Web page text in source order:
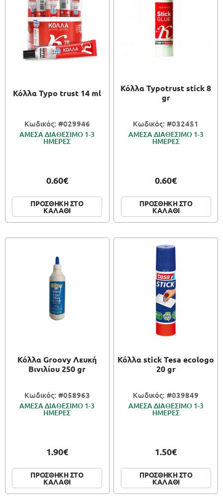
Κόλλα Typo trust 14 ml
Κωδικός: #029946
ΑΜΕΣΑ ΔΙΑΘΕΣΙΜΟ 1-3
ΗΜΕΡΕΣ
0.60€
ΠΡΟΣΘΗΚΗ ΣΤΟ
ΚΑΛΑΘΙ
Κόλλα Typotrust stick 8
gr
Κωδικός: #032451
ΑΜΕΣΑ ΔΙΑΘΕΣΙΜΟ 1-3
ΗΜΕΡΕΣ
0.60€
ΠΡΟΣΘΗΚΗ ΣΤΟ
ΚΑΛΑΘΙ
Κόλλα Groovy Λευκή
Βινιλίου 250 gr
Κωδικός: #058963
ΑΜΕΣΑ ΔΙΑΘΕΣΙΜΟ 1-3
ΗΜΕΡΕΣ
1.90€
ΠΡΟΣΘΗΚΗ ΣΤΟ
ΚΑΛΑΘΙ
Κόλλα stick Tesa ecologo
20 gr
Κωδικός: #039849
ΑΜΕΣΑ ΔΙΑΘΕΣΙΜΟ 1-3
ΗΜΕΡΕΣ
1.50€
ΠΡΟΣΘΗΚΗ ΣΤΟ
ΚΑΛΑΘΙ